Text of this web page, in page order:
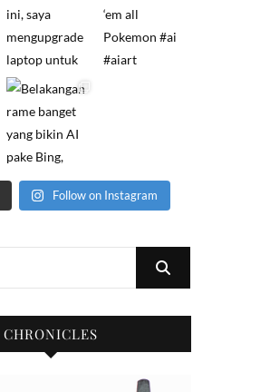
Follow on Instagram
CHRONICLES